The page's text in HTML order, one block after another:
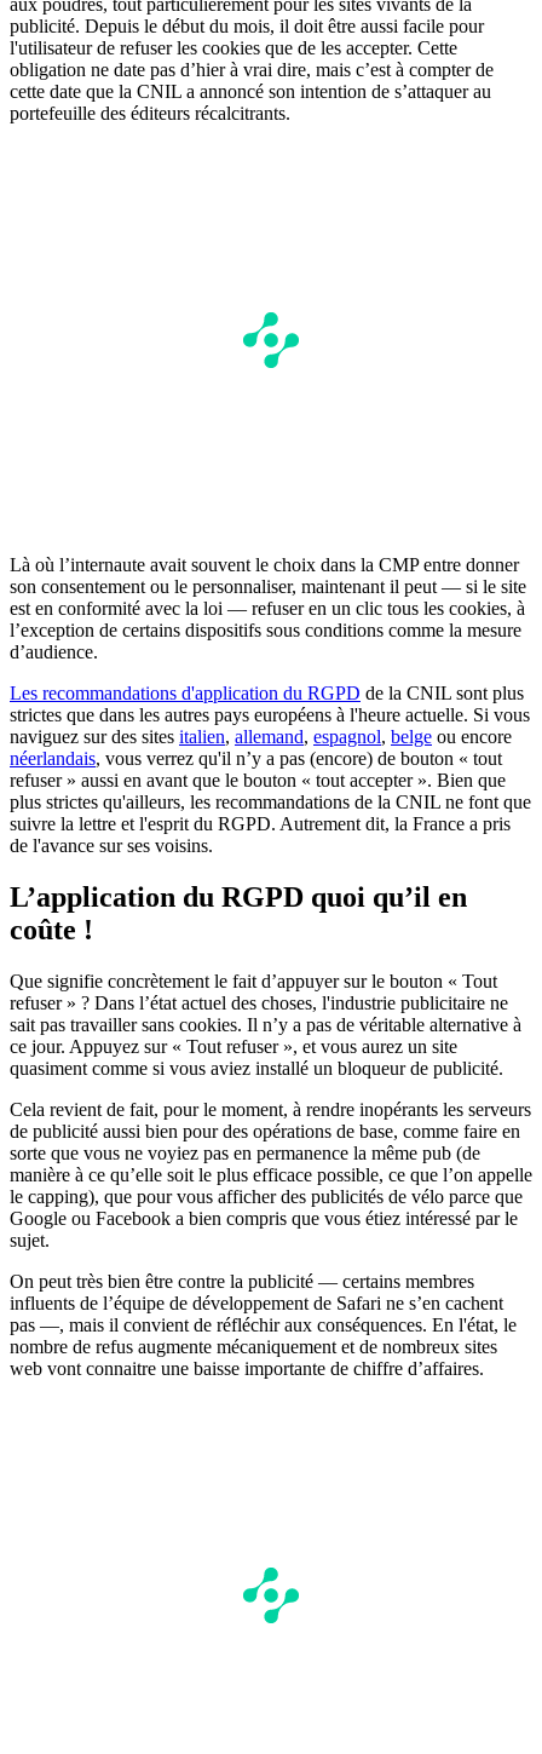
publicité. Depuis le début du mois, il doit être aussi facile pour
l'utilisateur de refuser les cookies que de les accepter. Cette
obligation ne date pas d’hier à vrai dire, mais c’est à compter de
cette date que la CNIL a annoncé son intention de s’attaquer au
portefeuille des éditeurs récalcitrants.
Là où l’internaute avait souvent le choix dans la CMP entre donner
son consentement ou le personnaliser, maintenant il peut — si le site
est en conformité avec la loi — refuser en un clic tous les cookies, à
l’exception de certains dispositifs sous conditions comme la mesure
d’audience.
Les recommandations d'application du RGPD de la CNIL sont plus
strictes que dans les autres pays européens à l'heure actuelle. Si vous
naviguez sur des sites italien, allemand, espagnol, belge ou encore
néerlandais, vous verrez qu'il n’y a pas (encore) de bouton « tout
refuser » aussi en avant que le bouton « tout accepter ». Bien que
plus strictes qu'ailleurs, les recommandations de la CNIL ne font que
suivre la lettre et l'esprit du RGPD. Autrement dit, la France a pris
de l'avance sur ses voisins.
L’application du RGPD quoi qu’il en
coûte !
Que signifie concrètement le fait d’appuyer sur le bouton « Tout
refuser » ? Dans l’état actuel des choses, l'industrie publicitaire ne
sait pas travailler sans cookies. Il n’y a pas de véritable alternative à
ce jour. Appuyez sur « Tout refuser », et vous aurez un site
quasiment comme si vous aviez installé un bloqueur de publicité.
Cela revient de fait, pour le moment, à rendre inopérants les serveurs
de publicité aussi bien pour des opérations de base, comme faire en
sorte que vous ne voyiez pas en permanence la même pub (de
manière à ce qu’elle soit le plus efficace possible, ce que l’on appelle
le capping), que pour vous afficher des publicités de vélo parce que
Google ou Facebook a bien compris que vous étiez intéressé par le
sujet.
On peut très bien être contre la publicité — certains membres
influents de l’équipe de développement de Safari ne s’en cachent
pas —, mais il convient de réfléchir aux conséquences. En l'état, le
nombre de refus augmente mécaniquement et de nombreux sites
web vont connaitre une baisse importante de chiffre d’affaires.